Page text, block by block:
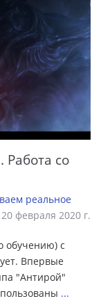
со
реальное
20 февраля 2020 г.
обучению) с
Впервые
"Антирой"
...